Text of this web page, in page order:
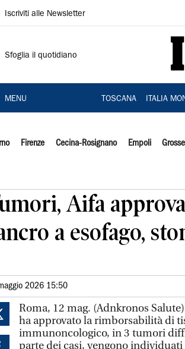
Iscriviti alle Newsletter
Sfoglia il quotidiano
MENU TOSCANA ITALIA
Firenze Cecina-Rosignano Empoli
Aifa
a esofago,
2026 15:50
Roma, 12 mag. (Adnkronos
ha approvato la rimborsabilità di
immunoncologico, in 3 tumori
parte dei casi, vengono